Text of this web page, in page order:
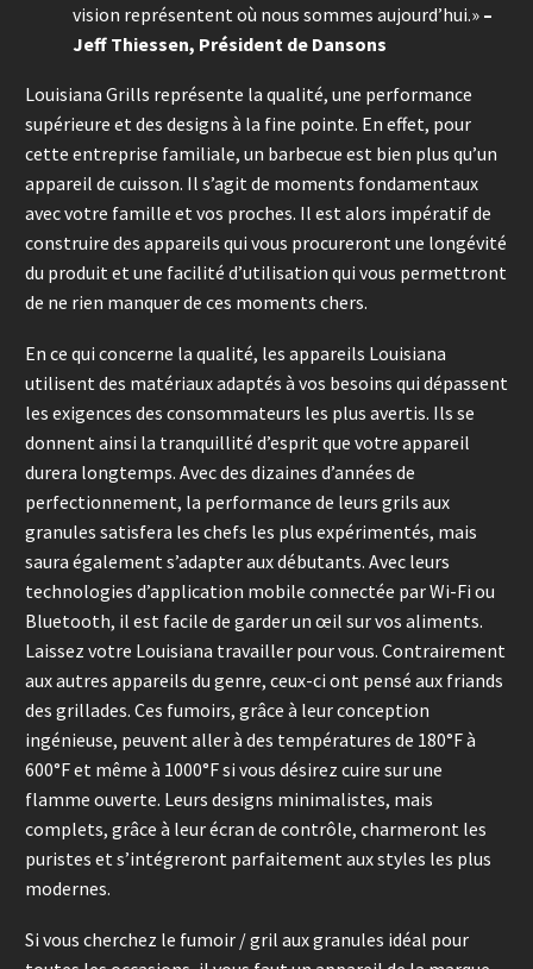
vision représentent où nous sommes aujourd’hui.» –
Jeff Thiessen, Président de Dansons
Louisiana Grills représente la qualité, une performance
supérieure et des designs à la fine pointe. En effet, pour
cette entreprise familiale, un barbecue est bien plus qu’un
appareil de cuisson. Il s’agit de moments fondamentaux
avec votre famille et vos proches. Il est alors impératif de
construire des appareils qui vous procureront une longévité
du produit et une facilité d’utilisation qui vous permettront
de ne rien manquer de ces moments chers.
En ce qui concerne la qualité, les appareils Louisiana
utilisent des matériaux adaptés à vos besoins qui dépassent
les exigences des consommateurs les plus avertis. Ils se
donnent ainsi la tranquillité d’esprit que votre appareil
durera longtemps. Avec des dizaines d’années de
perfectionnement, la performance de leurs grils aux
granules satisfera les chefs les plus expérimentés, mais
saura également s’adapter aux débutants. Avec leurs
technologies d’application mobile connectée par Wi-Fi ou
Bluetooth, il est facile de garder un œil sur vos aliments.
Laissez votre Louisiana travailler pour vous. Contrairement
aux autres appareils du genre, ceux-ci ont pensé aux friands
des grillades. Ces fumoirs, grâce à leur conception
ingénieuse, peuvent aller à des températures de 180°F à
600°F et même à 1000°F si vous désirez cuire sur une
flamme ouverte. Leurs designs minimalistes, mais
complets, grâce à leur écran de contrôle, charmeront les
puristes et s’intégreront parfaitement aux styles les plus
modernes.
Si vous cherchez le fumoir / gril aux granules idéal pour